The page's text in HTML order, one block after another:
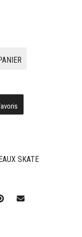
SKATE